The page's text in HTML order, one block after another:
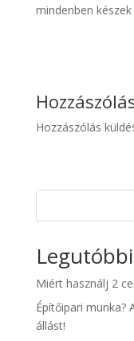
mindenben
Hozzászólás
Miért használj 2
Építőipari munka?
állást!